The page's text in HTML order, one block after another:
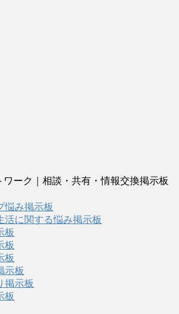
ーク｜相談・共有・情報交換掲示板
悩み掲示板
に関する悩み掲示板
板
板
板
示板
掲示板
板